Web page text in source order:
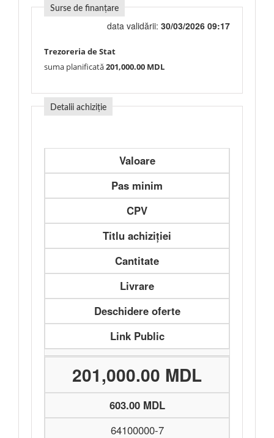
Surse de finanțare
data validării: 30/03/2026 09:17
Trezoreria de Stat
suma planificată201,000.00 MDL
Detalii achiziție
Valoare
Pas minim
CPV
Titlu achiziției
Cantitate
Livrare
Deschidere oferte
Link Public
201,000.00 MDL
603.00 MDL
64100000-7